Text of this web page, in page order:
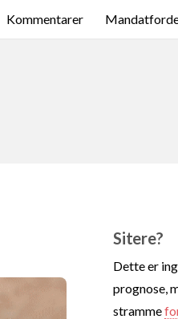
Kommentarer
Sitere?
Dette er
prognose,
stramme